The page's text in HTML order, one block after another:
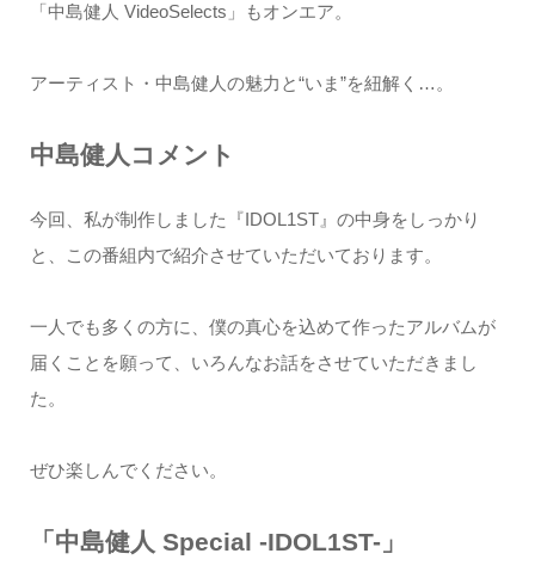
「中島健人 VideoSelects」もオンエア。
アーティスト・中島健人の魅力と“いま”を紐解く…。
中島健人コメント
今回、私が制作しました『IDOL1ST』の中身をしっかり
と、この番組内で紹介させていただいております。
一人でも多くの方に、僕の真心を込めて作ったアルバムが
届くことを願って、いろんなお話をさせていただきまし
た。
ぜひ楽しんでください。
「中島健人 Special -IDOL1ST-」